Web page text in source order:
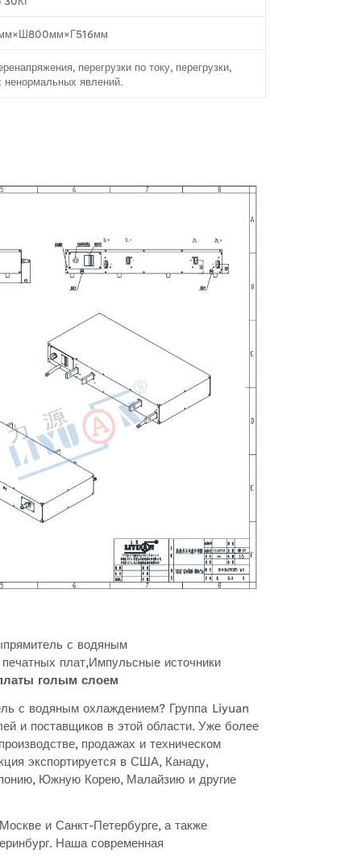
перегрузки по току, перегрузки,
ненормальных явлений.
с водяным
плат,Импульсные источники
голым слоем
с водяным охлаждением? Группа Liyuan
и поставщиков в этой области. Уже более
продажах и техническом
экспортируется в США, Канаду,
Южную Корею, Малайзию и другие
и Санкт-Петербурге, а также
Наша современная